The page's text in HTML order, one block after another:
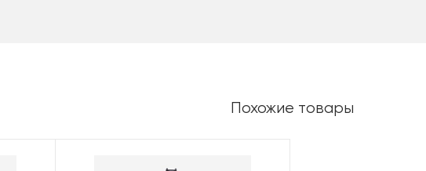
Похожие товары